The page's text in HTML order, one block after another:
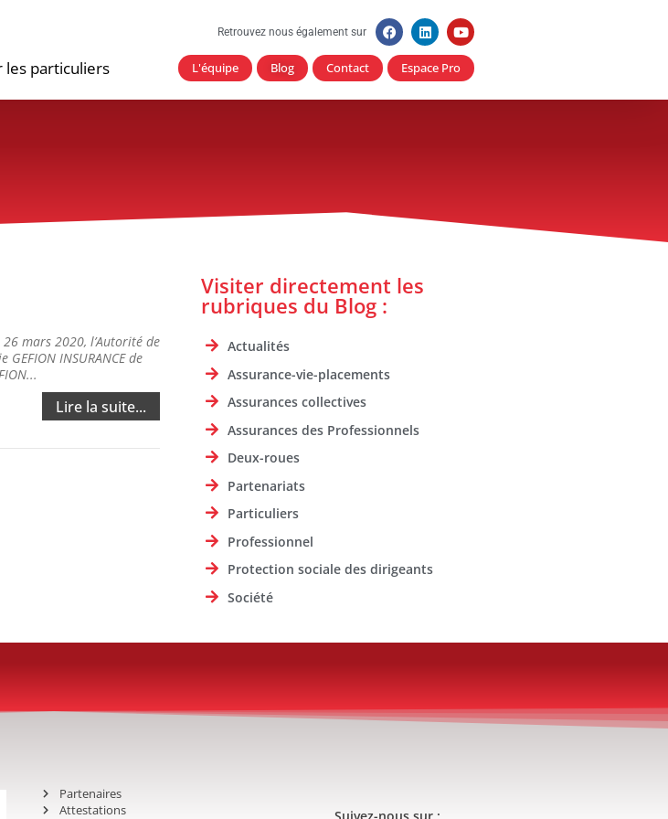
les particuliers
Retrouvez nous également sur
L'équipe Blog Contact Espace Pro
mars 2020, l’Autorité de
INSURANCE de
Lire la suite...
Visiter directement les
rubriques du Blog :
Actualités
Assurance-vie-placements
Assurances collectives
Assurances des Professionnels
Deux-roues
Partenariats
Particuliers
Professionnel
Protection sociale des dirigeants
Société
Partenaires
Attestations
Suivez-nous sur :